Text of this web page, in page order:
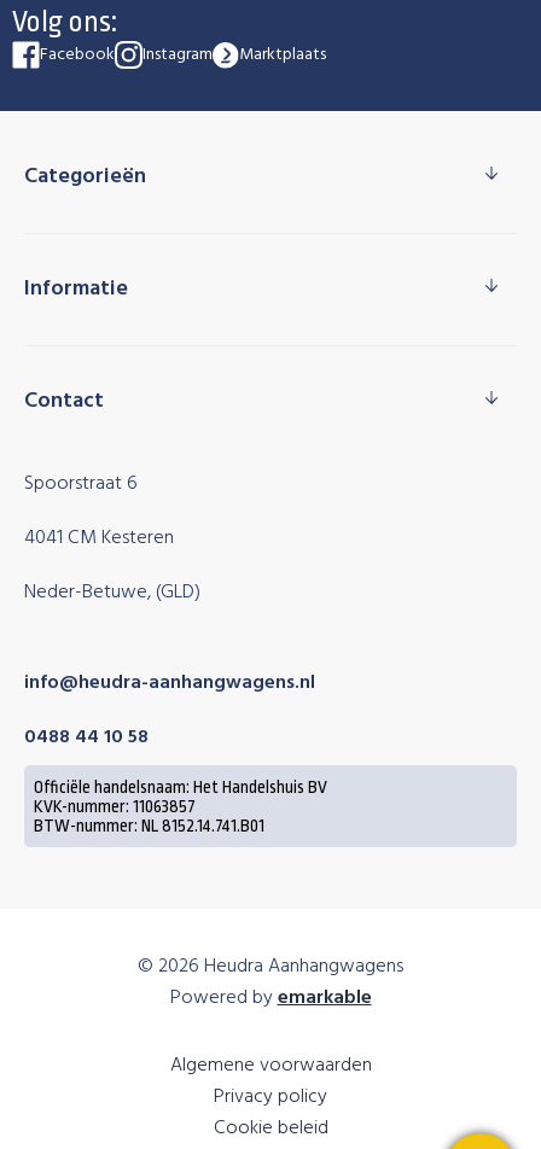
Volg ons:
Facebook Instagram Marktplaats
Categorieën
Informatie
Contact
Spoorstraat 6
4041 CM Kesteren
Neder-Betuwe, (GLD)
info@heudra-aanhangwagens.nl
0488 44 10 58
Officiële handelsnaam: Het Handelshuis BV
KVK-nummer: 11063857
BTW-nummer: NL 8152.14.741.B01
© 2026 Heudra Aanhangwagens
Powered byemarkable
Algemene voorwaarden
Privacy policy
Cookie beleid